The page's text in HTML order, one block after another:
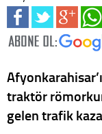
traktör
gelen trafik